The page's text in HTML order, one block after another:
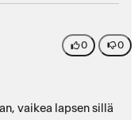
0 0
vaikea lapsen sillä